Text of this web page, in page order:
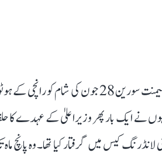
ہائی کورٹ سے ضمانت ملنے کے بعد ہیمنت سورین
لانڈرنگ کیس میں گرفتار کیا تھا۔ وہ